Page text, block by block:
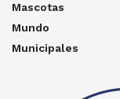
Mascotas
Mundo
Municipales